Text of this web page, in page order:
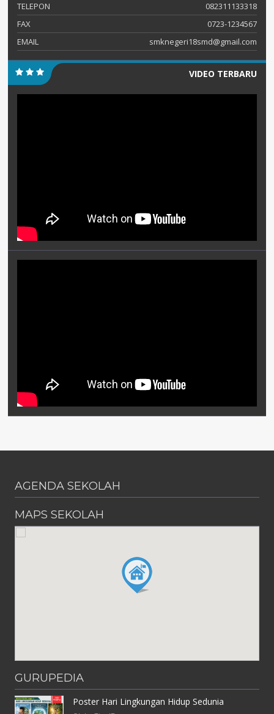
TELEPON
082311133318
FAX
0723-1234567
EMAIL
smknegeri18smd@gmail.com
VIDEO TERBARU
AGENDA SEKOLAH
MAPS SEKOLAH
GURUPEDIA
Poster Hari Lingkungan Hidup Sedunia